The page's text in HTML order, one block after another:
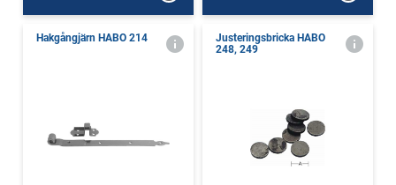
Hakgångjärn HABO 214
Justeringsbricka HABO
248, 249